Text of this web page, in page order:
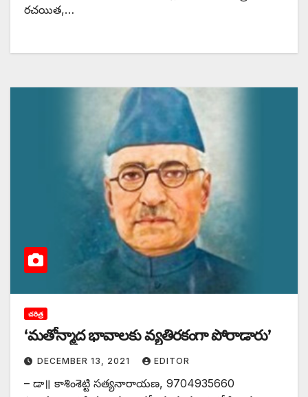
రచయిత,…
చరిత్ర
‘మతోన్మాద భావాలకు వ్యతిరకంగా పోరాడారు’
DECEMBER 13, 2021 EDITOR
– డా॥ కాశింశెట్టి సత్యనారాయణ, 9704935660